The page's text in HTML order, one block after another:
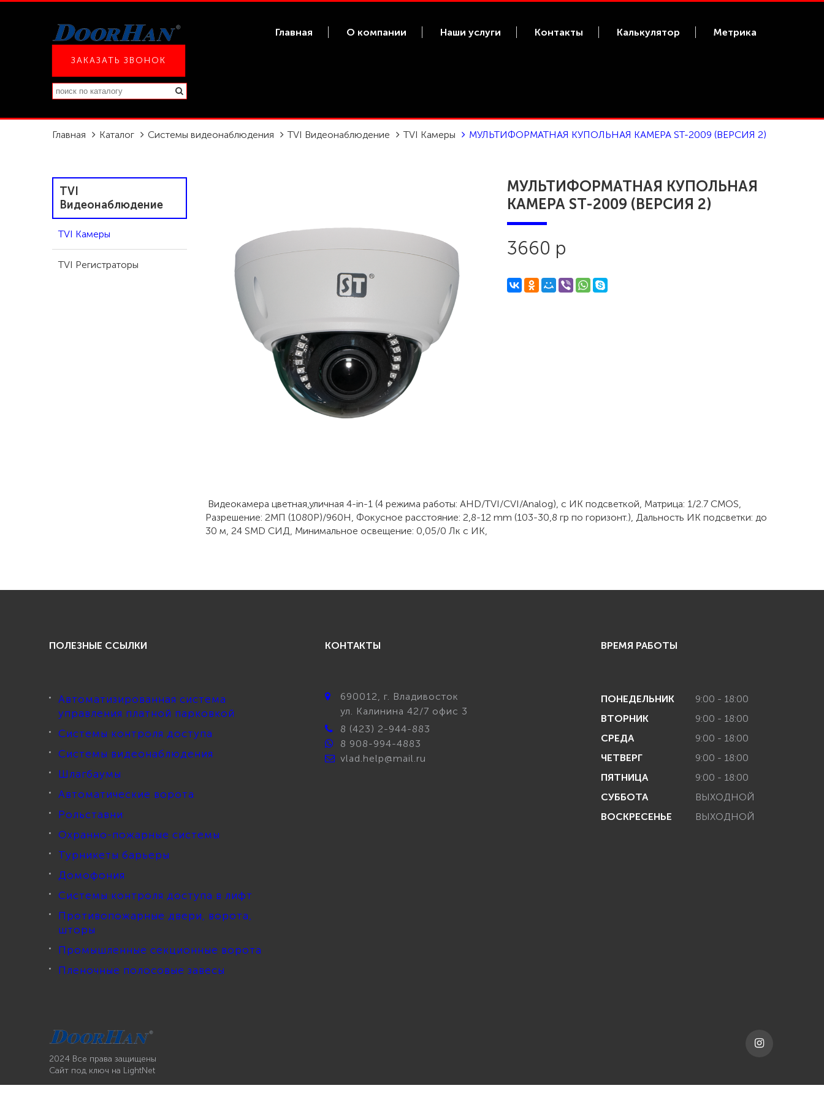
Главная О компании Наши услуги Контакты Калькулятор Метрика
ЗАКАЗАТЬ ЗВОНОК
Главная Каталог Системы видеонаблюдения TVI Видеонаблюдение TVI Камеры МУЛЬТИФОРМАТНАЯ КУПОЛЬНАЯ КАМЕРА ST-2009 (ВЕРСИЯ 2)
TVI
Видеонаблюдение
TVI Камеры
TVI Регистраторы
МУЛЬТИФОРМАТНАЯ КУПОЛЬНАЯ
КАМЕРА ST-2009 (ВЕРСИЯ 2)
3660 р
Видеокамера цветная,уличная 4-in-1 (4 режима работы: AHD/TVI/CVI/Analog), с ИК подсветкой, Матрица: 1/2.7 CMOS,
Разрешение: 2МП (1080P)/960H, Фокусное расстояние: 2,8-12 mm (103-30,8 гр по горизонт.), Дальность ИК подсветки: до
30 м, 24 SMD СИД, Минимальное освещение: 0,05/0 Лк с ИК,
ПОЛЕЗНЫЕ ССЫЛКИ
Автоматизированная система
управления платной парковкой
Системы контроля доступа
Системы видеонаблюдения
Шлагбаумы
Автоматические ворота
Рольставни
Охранно-пожарные системы
Турникеты барьеры
Домофония
Системы контроля доступа в лифт
Противопожарные двери, ворота,
шторы
Промышленные секционные ворота
Пленочные полосовые завесы
КОНТАКТЫ
690012, г. Владивосток
ул. Калинина 42/7 офис 3
8 (423) 2-944-883
8 908-994-4883
vlad.help@mail.ru
ВРЕМЯ РАБОТЫ
ПОНЕДЕЛЬНИК
9:00 - 18:00
ВТОРНИК
9:00 - 18:00
СРЕДА
9:00 - 18:00
ЧЕТВЕРГ
9:00 - 18:00
ПЯТНИЦА
9:00 - 18:00
СУББОТА
ВЫХОДНОЙ
ВОСКРЕСЕНЬЕ
ВЫХОДНОЙ
2024 Все права защищены
Сайт под ключ на LightNet